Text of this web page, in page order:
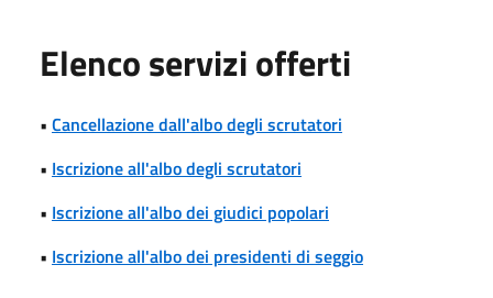
Elenco servizi offerti
• Cancellazione dall'albo degli scrutatori
• Iscrizione all'albo degli scrutatori
• Iscrizione all'albo dei giudici popolari
• Iscrizione all'albo dei presidenti di seggio